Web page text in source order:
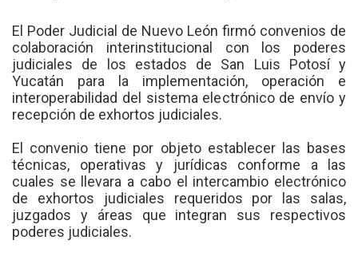
El Poder Judicial de Nuevo León firmó convenios de
colaboración interinstitucional con los poderes
judiciales de los estados de San Luis Potosí y
Yucatán para la implementación, operación e
interoperabilidad del sistema electrónico de envío y
recepción de exhortos judiciales.
El convenio tiene por objeto establecer las bases
técnicas, operativas y jurídicas conforme a las
cuales se llevara a cabo el intercambio electrónico
de exhortos judiciales requeridos por las salas,
juzgados y áreas que integran sus respectivos
poderes judiciales.